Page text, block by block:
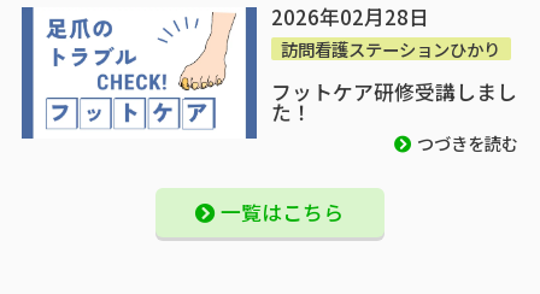
2026年02月28日
訪問看護ステーションひかり
フットケア研修受講しまし
た！
つづきを読む
一覧はこちら